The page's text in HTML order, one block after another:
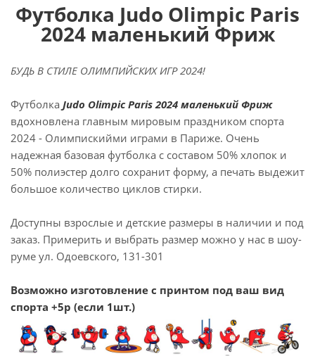
Футболка Judo Olimpic Paris
2024 маленький Фриж
БУДЬ В СТИЛЕ ОЛИМПИЙСКИХ ИГР 2024!
Футболка Judo Olimpic Paris 2024 маленький Фриж
вдохновлена главным мировым праздником спорта
2024 - Олимпискийми играми в Париже. Очень
надежная базовая футболка с составом 50% хлопок и
50% полиэстер долго сохранит форму, а печать выдежит
большое количество циклов стирки.
Доступны взрослые и детские размеры в наличии и под
заказ. Примерить и выбрать размер можно у нас в шоу-
руме ул. Одоевского, 131-301
Возможно изготовление с принтом под ваш вид
спорта +5р (если 1шт.)